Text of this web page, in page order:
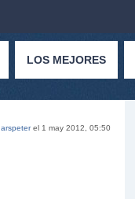
LOS MEJORES
el 1 may 2012, 05:50